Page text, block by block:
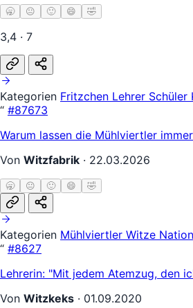
🥱 😐 🙂 😄 🤣
3,4 · 7
Kategorien Fritzchen Lehrer Schüler
“ #87673
Warum lassen die Mühlviertler
Von Witzfabrik · 22.03.2026
🥱 😐 🙂 😄 🤣
Kategorien Mühlviertler Witze
“ #8627
Lehrerin: "Mit jedem Atemzug, den
Von Witzkeks · 01.09.2020